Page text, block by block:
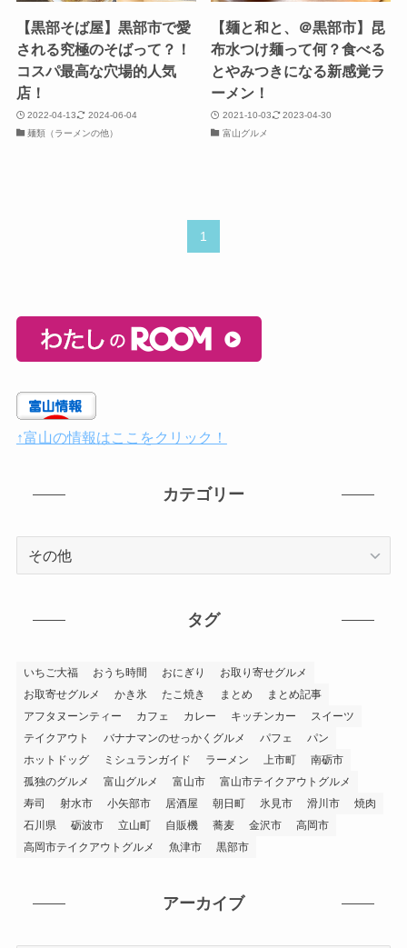
【黒部そば屋】黒部市で愛
される究極のそばって？！
コスパ最高な穴場的人気
店！
2022-04-13
2024-06-04
麺類（ラーメンの他）
【麺と和と、＠黒部市】昆
布水つけ麺って何？食べる
とやみつきになる新感覚ラ
ーメン！
2021-10-03
2023-04-30
富山グルメ
1
↑富山の情報はここをクリック！
カテゴリー
タグ
いちご大福 おうち時間 おにぎり
お取り寄せグルメ
お取寄せグルメ
かき氷 たこ焼き まとめ
まとめ記事
アフタヌーンティー
カフェ カレー キッチンカー
スイーツ
テイクアウト
バナナマンのせっかくグルメ パフェ
パン
ホットドッグ
ミシュランガイド ラーメン 上市町
南砺市
孤独のグルメ
富山グルメ 富山市
富山市テイクアウトグルメ
寿司
射水市 小矢部市 居酒屋 朝日町 氷見市 滑川市
焼肉
石川県
砺波市 立山町 自販機 蕎麦 金沢市
高岡市
高岡市テイクアウトグルメ
魚津市 黒部市
アーカイブ